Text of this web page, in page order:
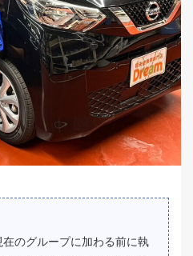
のグループに加わる前に執